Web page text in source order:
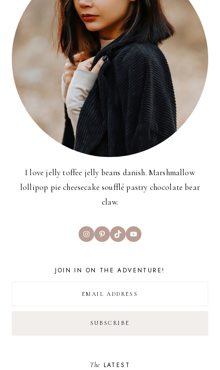
I love jelly toffee jelly beans danish. Marshmallow
lollipop pie cheesecake soufflé pastry chocolate bear
claw.
InstagramPinterest
TikTokYouTube
JOIN IN ON THE ADVENTURE!
The LATEST